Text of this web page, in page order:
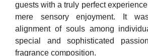
guests with a truly perfect
mere sensory enjoyment. It
alignment of souls among
special and sophisticated
fragrance composition.